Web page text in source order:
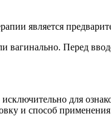
является
Перед
для
и способ